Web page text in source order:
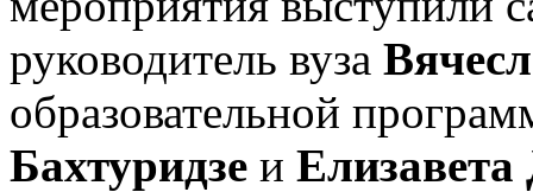
руководитель вуза
образовательной
Бахтуридзе и